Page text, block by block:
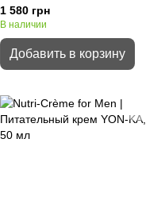
1 580 грн
В наличии
Добавить в корзину